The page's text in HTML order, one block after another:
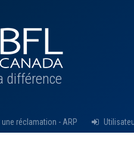
différence
une réclamation - ARP